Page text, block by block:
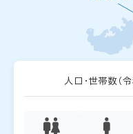
人口・世帯数 （